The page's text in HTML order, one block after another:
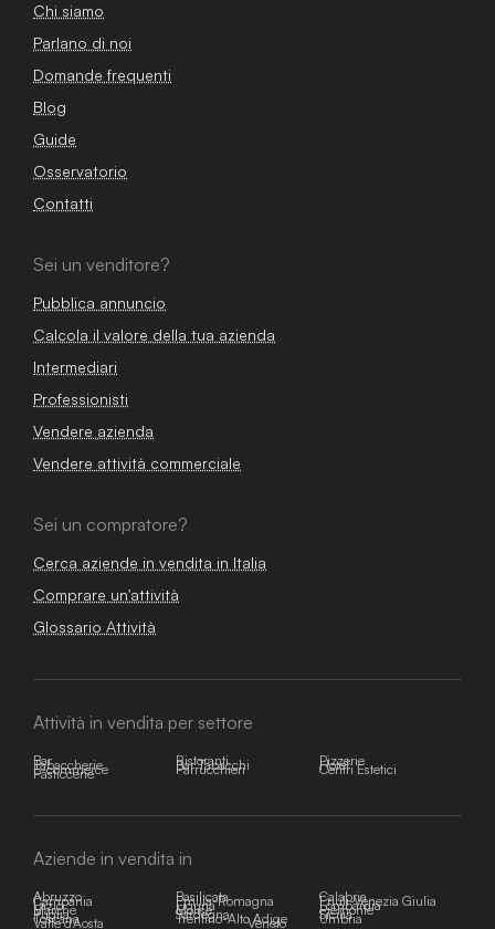
Chi siamo
Parlano di noi
Domande frequenti
Blog
Guide
Osservatorio
Contatti
Sei un venditore?
Pubblica annuncio
Calcola il valore della tua azienda
Intermediari
Professionisti
Vendere azienda
Vendere attività commerciale
Sei un compratore?
Cerca aziende in vendita in Italia
Comprare un'attività
Glossario Attività
Attività in vendita per settore
Bar Ristoranti Pizzerie
Tabaccherie Bar Tabacchi Hotel
E-commerce Parrucchieri Centri Estetici
Pasticcerie
Aziende in vendita in
Abruzzo Basilicata Calabria
Campania Emilia-Romagna Friuli-Venezia Giulia
Lazio Liguria Lombardia
Marche Molise Piemonte
Puglia Sardegna Sicilia
Toscana Trentino-Alto Adige Umbria
Valle d'Aosta Veneto